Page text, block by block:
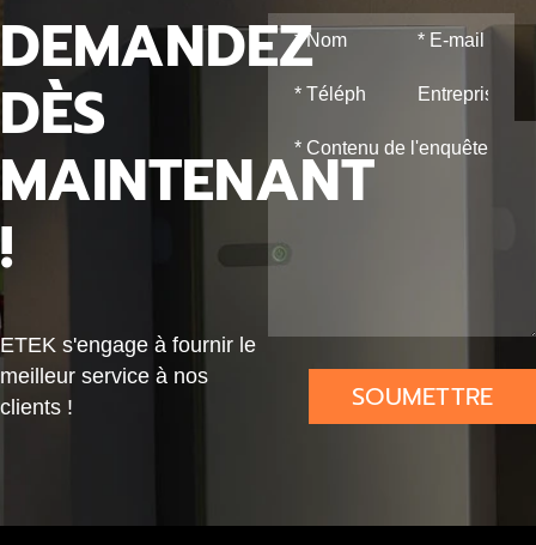
ctio
n
d’ar
c
élec
triq
on
AFD
D
DEMANDEZ
DÈS
MAINTENANT
!
ETEK s'engage à fournir le
meilleur service à nos
clients !
SOUMETTRE